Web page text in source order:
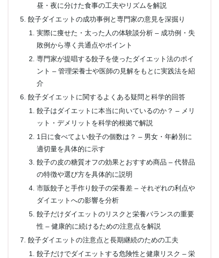
昼・夜に分けた食事の工夫やリズムを解説
餃子ダイエットの成功事例と専門家の意見を深掘り
実際に痩せた・太った人の体験談分析 – 成功例・失
敗例から導く共通点やポイント
専門家が提唱する餃子を使ったダイエット法のポイ
ント – 管理栄養士や医師の見解をもとに実践法を紹
介
餃子ダイエットに関するよくある疑問と科学的回答
餃子はダイエットに本当に向いているのか？ – メリ
ット・デメリットを科学的根拠で解説
1日に食べてよい餃子の個数は？ – 男女・年齢別に
適切量を具体的に示す
餃子の皮の糖質オフの効果とおすすめ商品 – 代替品
の特徴や選び方を具体的に説明
市販餃子と手作り餃子の栄養差 – それぞれの利点や
ダイエットへの影響を分析
餃子だけダイエットのリスクと栄養バランスの重要
性 – 健康的に続けるための注意点を解説
餃子ダイエットの注意点と長期継続のための工夫
餃子だけでダイエットする危険性と健康リスク – 栄